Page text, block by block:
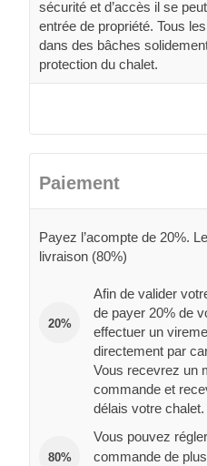
sécurité et d’accès il se
entrée de propriété. Tous
dans des bâches
protection du chalet.
Paiement
Payez l’acompte de 20%.
livraison (80%)
20%
Afin de valider
de payer 20% de
effectuer un
directement par
Vous recevrez un
commande et
délais votre chalet.
80%
Vous pouvez
commande de